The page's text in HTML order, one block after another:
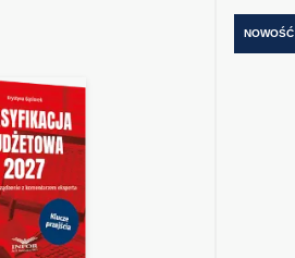
NOWOŚĆ